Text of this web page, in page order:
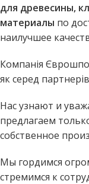
для древесины,
материалы по
наилучшее
Компанія
як серед
Нас узнают и
предлагаем
собственное
Мы гордимся
стремимся к